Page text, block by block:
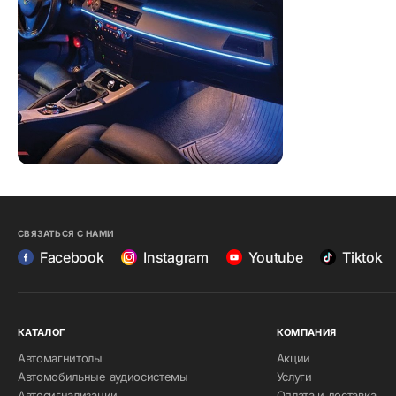
СВЯЗАТЬСЯ С НАМИ
Facebook Instagram Youtube Tiktok
КАТАЛОГ
Автомагнитолы
Автомобильные аудиосистемы
КОМПАНИЯ
Акции
Услуги